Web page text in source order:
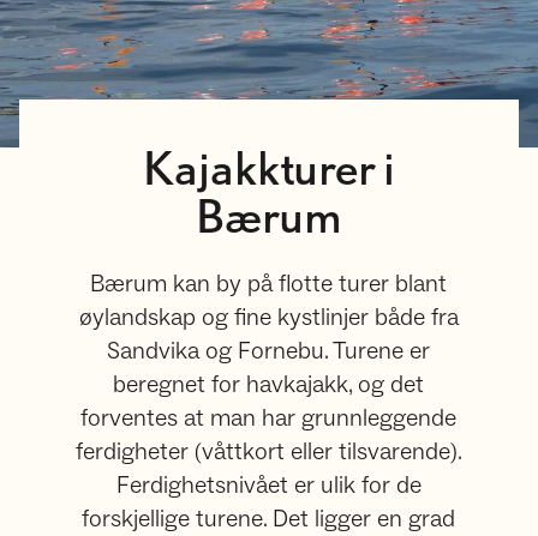
Kajakkturer i
Bærum
Bærum kan by på flotte turer blant
øylandskap og fine kystlinjer både fra
Sandvika og Fornebu. Turene er
beregnet for havkajakk, og det
forventes at man har grunnleggende
ferdigheter (våttkort eller tilsvarende).
Ferdighetsnivået er ulik for de
forskjellige turene. Det ligger en grad